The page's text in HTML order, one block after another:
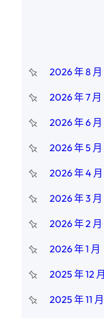
2026 年 8 月
2026 年 7 月
2026 年 6 月
2026 年 5 月
2026 年 4 月
2026 年 3 月
2026 年 2 月
2026 年 1 月
2025 年 12 月
2025 年 11 月